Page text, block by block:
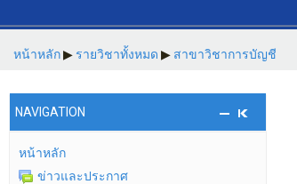
หน้าหลัก▶︎ รายวิชาทั้งหมด ▶︎ สาขาวิชาการบัญชี
NAVIGATION
หน้าหลัก
ข่าวและประกาศ